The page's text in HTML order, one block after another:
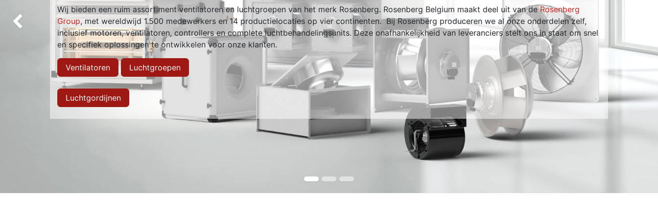
Wij bieden een ruim assortiment ventilatoren en luchtgroepen van het merk Rosenberg. Rosenberg Belgium maakt deel uit van deRosenberg
Group, met wereldwijd 1.500 medewerkers en 14 productielocaties op vier continenten. Bij Rosenberg produceren we al onze onderdelen zelf,
inclusief motoren, ventilatoren, controllers en complete luchtbehandelingsunits. Deze onafhankelijkheid van leveranciers stelt ons in staat om snel
en specifiek oplossingen te ontwikkelen voor onze klanten.
Ventilatoren Luchtgroepen
Luchtgordijnen
Vorige